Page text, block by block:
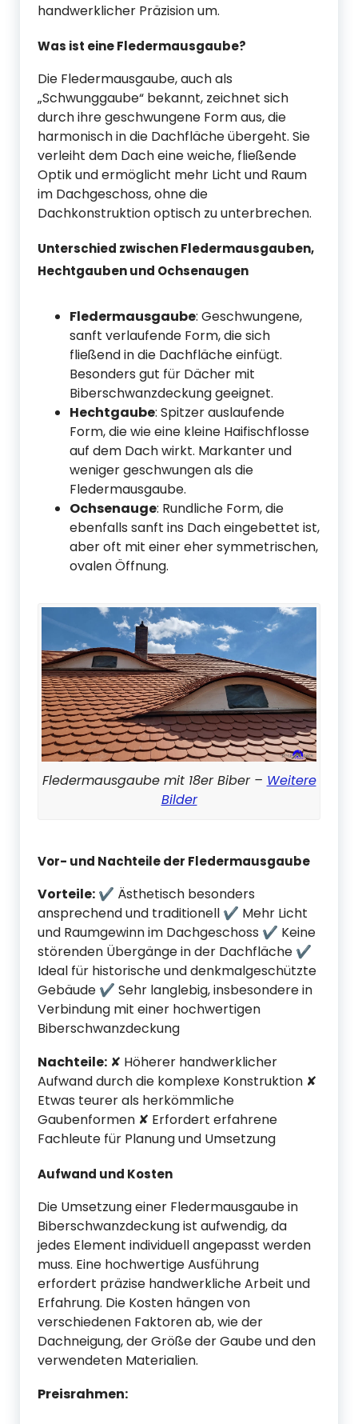
handwerklicher Präzision um.
Was ist eine Fledermausgaube?
Die Fledermausgaube, auch als
„Schwunggaube“ bekannt, zeichnet sich
durch ihre geschwungene Form aus, die
harmonisch in die Dachfläche übergeht. Sie
verleiht dem Dach eine weiche, fließende
Optik und ermöglicht mehr Licht und Raum
im Dachgeschoss, ohne die
Dachkonstruktion optisch zu unterbrechen.
Unterschied zwischen Fledermausgauben,
Hechtgauben und Ochsenaugen
Fledermausgaube: Geschwungene,
sanft verlaufende Form, die sich
fließend in die Dachfläche einfügt.
Besonders gut für Dächer mit
Biberschwanzdeckung geeignet.
Hechtgaube: Spitzer auslaufende
Form, die wie eine kleine Haifischflosse
auf dem Dach wirkt. Markanter und
weniger geschwungen als die
Fledermausgaube.
Ochsenauge: Rundliche Form, die
ebenfalls sanft ins Dach eingebettet ist,
aber oft mit einer eher symmetrischen,
ovalen Öffnung.
Fledermausgaube mit 18er Biber – Weitere
Bilder
Vor- und Nachteile der Fledermausgaube
Vorteile: ✔ Ästhetisch besonders
ansprechend und traditionell ✔ Mehr Licht
und Raumgewinn im Dachgeschoss ✔ Keine
störenden Übergänge in der Dachfläche ✔
Ideal für historische und denkmalgeschützte
Gebäude ✔ Sehr langlebig, insbesondere in
Verbindung mit einer hochwertigen
Biberschwanzdeckung
Nachteile: ✘ Höherer handwerklicher
Aufwand durch die komplexe Konstruktion ✘
Etwas teurer als herkömmliche
Gaubenformen ✘ Erfordert erfahrene
Fachleute für Planung und Umsetzung
Aufwand und Kosten
Die Umsetzung einer Fledermausgaube in
Biberschwanzdeckung ist aufwendig, da
jedes Element individuell angepasst werden
muss. Eine hochwertige Ausführung
erfordert präzise handwerkliche Arbeit und
Erfahrung. Die Kosten hängen von
verschiedenen Faktoren ab, wie der
Dachneigung, der Größe der Gaube und den
verwendeten Materialien.
Preisrahmen: